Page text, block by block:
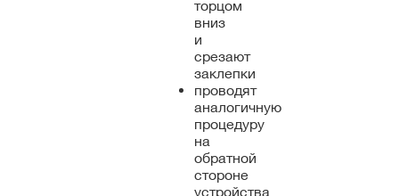
торцом
вниз
и
срезают
заклепки
проводят
аналогичную
процедуру
на
обратной
стороне
устройства